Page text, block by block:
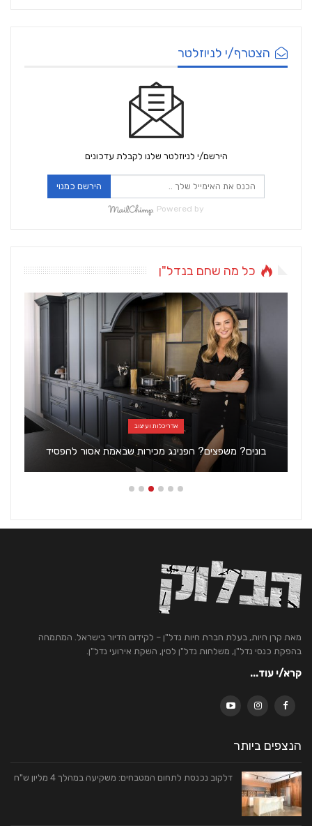
הצטרף/י לניוזלטר
הירשם/י לניוזלטר שלנו לקבלת עדכונים
הירשם כמנוי
Powered by
כל מה שחם בנדל"ן
אדריכלות ועיצוב
בונים? משפצים? הפנינג מכירות שבאמת אסור להפסיד
מאת קרן חיות, בעלת חברת חיות נדל"ן – לקידום הדיור בישראל. המתמחה
בהפקת כנסי נדל"ן, משלחות נדל"ן לסין, השקת אירועי נדל"ן.
קרא/י עוד...
הנצפים ביותר
דלקוב נכנסת לתחום המטבחים: משקיעה במהלך 4 מליון ש"ח